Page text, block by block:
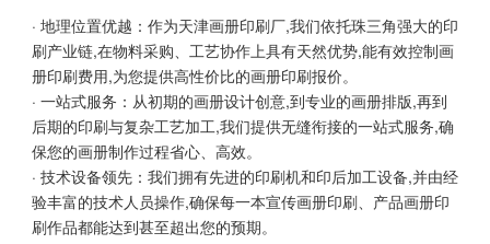
· 地理位置优越：作为天津画册印刷厂,我们依托珠三角强大的印
刷产业链,在物料采购、工艺协作上具有天然优势,能有效控制画
册印刷费用,为您提供高性价比的画册印刷报价。
· 一站式服务：从初期的画册设计创意,到专业的画册排版,再到
后期的印刷与复杂工艺加工,我们提供无缝衔接的一站式服务,确
保您的画册制作过程省心、高效。
· 技术设备领先：我们拥有先进的印刷机和印后加工设备,并由经
验丰富的技术人员操作,确保每一本宣传画册印刷、产品画册印
刷作品都能达到甚至超出您的预期。